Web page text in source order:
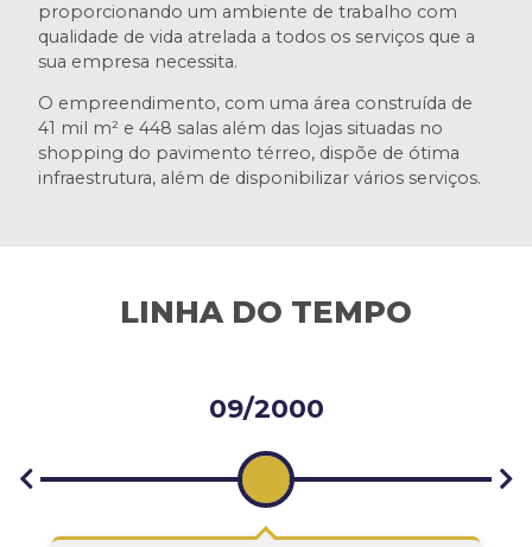
proporcionando um ambiente de trabalho com
qualidade de vida atrelada a todos os serviços que a
sua empresa necessita.
O empreendimento, com uma área construída de
41 mil m² e 448 salas além das lojas situadas no
shopping do pavimento térreo, dispõe de ótima
infraestrutura, além de disponibilizar vários serviços.
LINHA DO TEMPO
09/2000